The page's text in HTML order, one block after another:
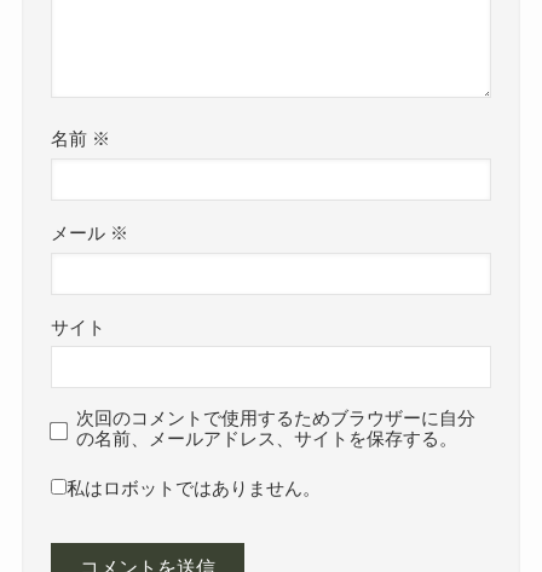
名前 ※
メール ※
サイト
次回のコメントで使用するためブラウザーに自分
の名前、メールアドレス、サイトを保存する。
私はロボットではありません。